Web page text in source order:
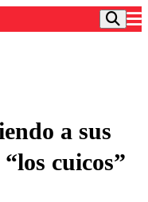
a sus
cuicos”